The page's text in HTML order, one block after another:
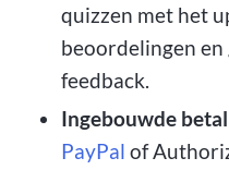
quizzen met het
beoordelingen
feedback.
Ingebouwde
PayPal of